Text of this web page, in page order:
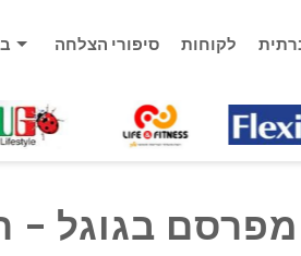
לקוחות סיפורי הצלחה
מפרסם בגוגל –